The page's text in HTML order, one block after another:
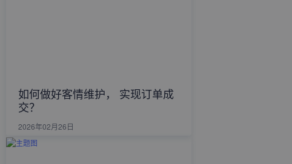
如何做好客情维护， 实现订单成
交？
2026年02月26日